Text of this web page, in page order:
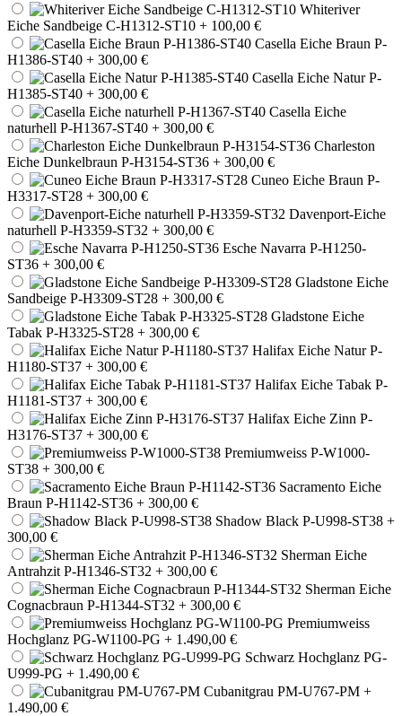
Whiteriver
Eiche Sandbeige C-H1312-ST10 + 100,00 €
Casella Eiche Braun P-
H1386-ST40 + 300,00 €
Casella Eiche Natur P-
H1385-ST40 + 300,00 €
Casella Eiche
naturhell P-H1367-ST40 + 300,00 €
Charleston
Eiche Dunkelbraun P-H3154-ST36 + 300,00 €
Cuneo Eiche Braun P-
H3317-ST28 + 300,00 €
Davenport-Eiche
naturhell P-H3359-ST32 + 300,00 €
Esche Navarra P-H1250-
ST36 + 300,00 €
Gladstone Eiche
Sandbeige P-H3309-ST28 + 300,00 €
Gladstone Eiche
Tabak P-H3325-ST28 + 300,00 €
Halifax Eiche Natur P-
H1180-ST37 + 300,00 €
Halifax Eiche Tabak P-
H1181-ST37 + 300,00 €
Halifax Eiche Zinn P-
H3176-ST37 + 300,00 €
Premiumweiss P-W1000-
ST38 + 300,00 €
Sacramento Eiche
Braun P-H1142-ST36 + 300,00 €
Shadow Black P-U998-ST38 +
300,00 €
Sherman Eiche
Antrahzit P-H1346-ST32 + 300,00 €
Sherman Eiche
Cognacbraun P-H1344-ST32 + 300,00 €
Premiumweiss
Hochglanz PG-W1100-PG + 1.490,00 €
Schwarz Hochglanz PG-
U999-PG + 1.490,00 €
Cubanitgrau PM-U767-PM +
1.490,00 €